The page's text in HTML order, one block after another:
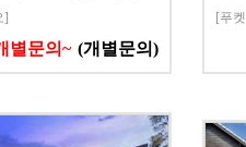
]
별문의~ (개별문의)
[푸